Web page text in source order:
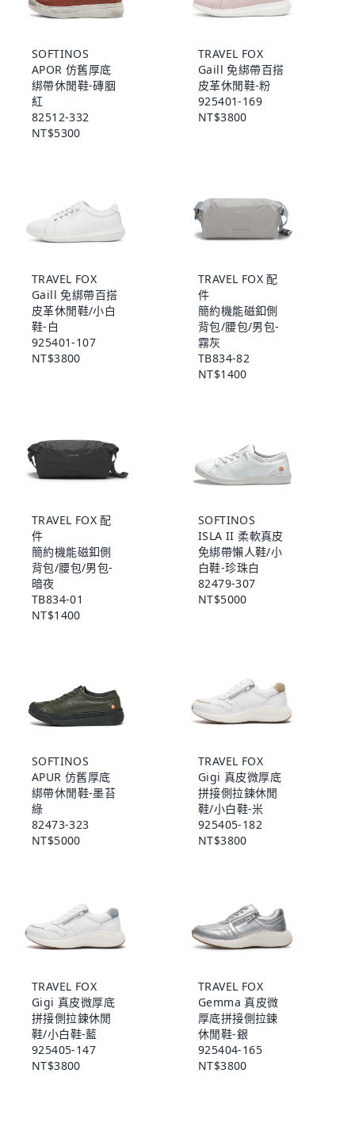
SOFTINOS
APOR 仿舊厚底
綁帶休閒鞋-磚胭
紅
82512-332
NT$5300
TRAVEL FOX
Gaill 免綁帶百搭
皮革休閒鞋-粉
925401-169
NT$3800
TRAVEL FOX
Gaill 免綁帶百搭
皮革休閒鞋/小白
鞋-白
925401-107
NT$3800
TRAVEL FOX 配
件
簡約機能磁釦側
背包/腰包/男包-
霧灰
TB834-82
NT$1400
TRAVEL FOX 配
件
簡約機能磁釦側
背包/腰包/男包-
暗夜
TB834-01
NT$1400
SOFTINOS
ISLA II 柔軟真皮
免綁帶懶人鞋/小
白鞋-珍珠白
82479-307
NT$5000
SOFTINOS
APUR 仿舊厚底
綁帶休閒鞋-墨苔
綠
82473-323
NT$5000
TRAVEL FOX
Gigi 真皮微厚底
拼接側拉鍊休閒
鞋/小白鞋-米
925405-182
NT$3800
TRAVEL FOX
Gigi 真皮微厚底
拼接側拉鍊休閒
鞋/小白鞋-藍
925405-147
NT$3800
TRAVEL FOX
Gemma 真皮微
厚底拼接側拉鍊
休閒鞋-銀
925404-165
NT$3800